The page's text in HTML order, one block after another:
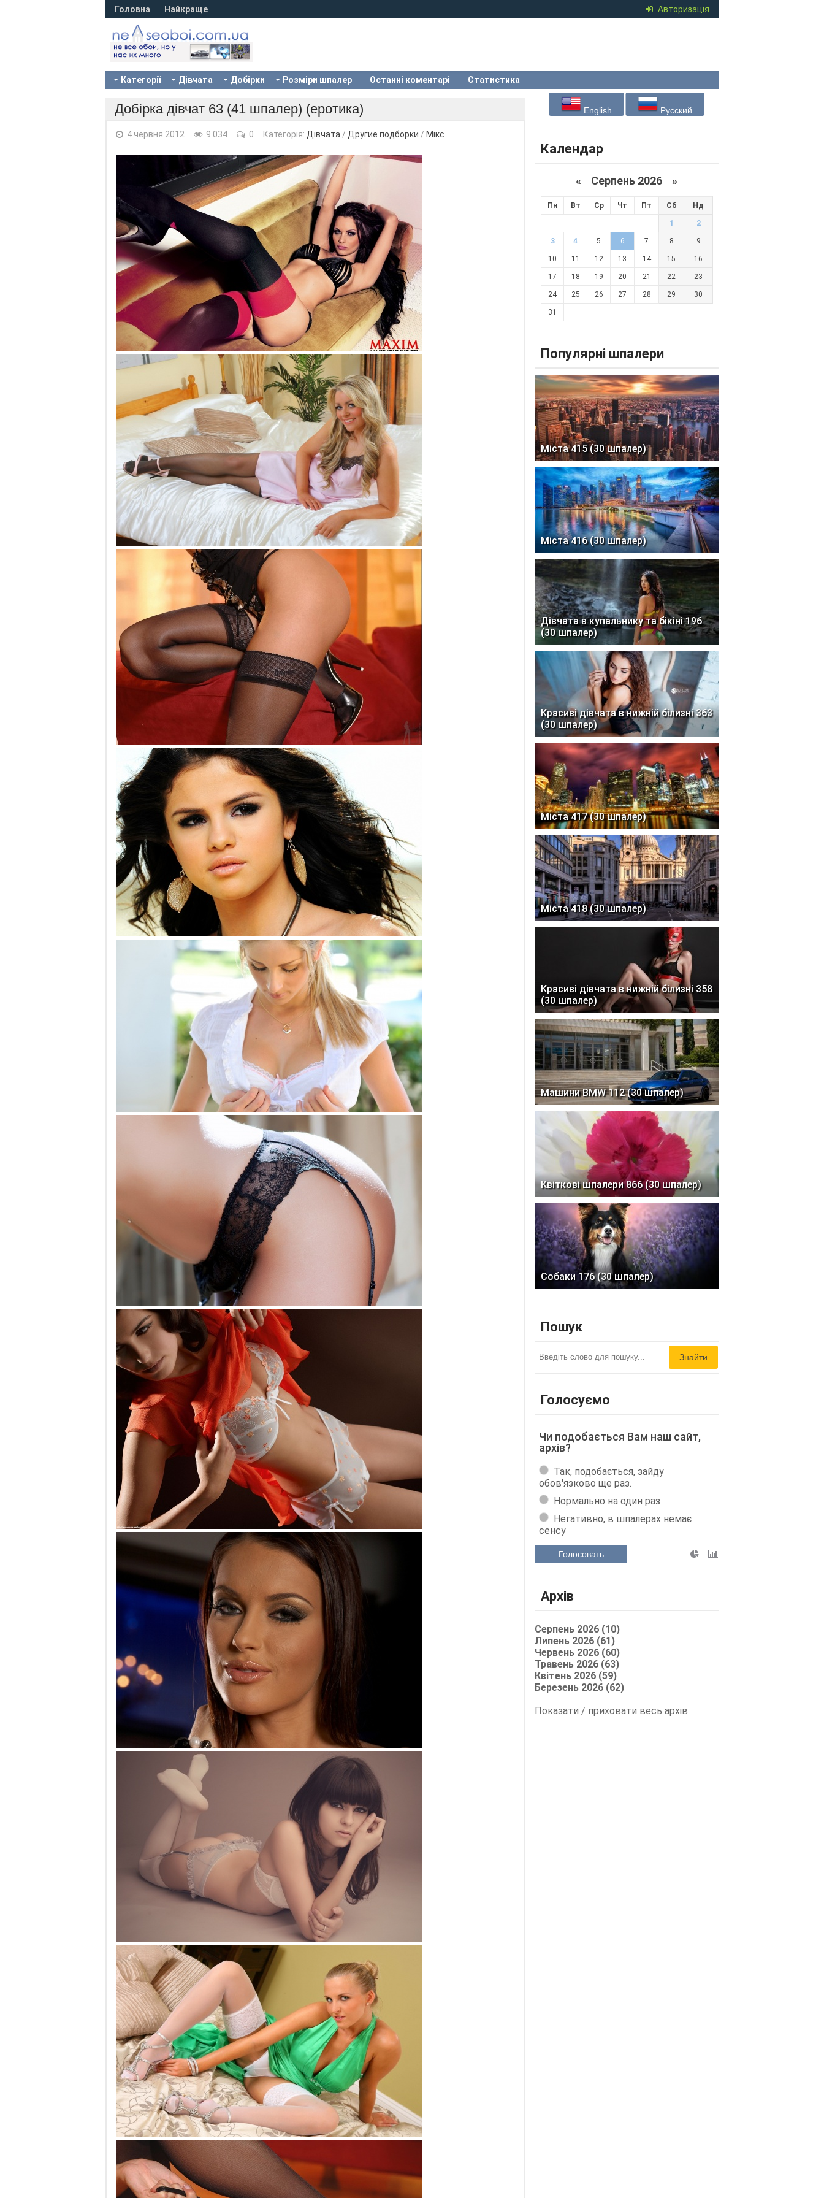
Авторизація
Головна Найкраще
Категорії Дівчата Добірки Розміри шпалер Останні коментарі Статистика
Добірка дівчат 63 (41 шпалер) (еротика)
4 червня 2012 9 034 0 Категорія: Дівчата / Другие подборки / Мікс
English Русский
Календар
« Серпень 2026 »
Пн Вт Ср Чт Пт Сб Нд
1 2
3 4 5 6 7 8 9
10 11 12 13 14 15 16
17 18 19 20 21 22 23
24 25 26 27 28 29 30
31
Популярні шпалери
Міста 415 (30 шпалер)
Міста 416 (30 шпалер)
Дівчата в купальнику та бікіні 196
(30 шпалер)
Красиві дівчата в нижній білизні 363
(30 шпалер)
Міста 417 (30 шпалер)
Міста 418 (30 шпалер)
Красиві дівчата в нижній білизні 358
(30 шпалер)
Машини BMW 112 (30 шпалер)
Квіткові шпалери 866 (30 шпалер)
Собаки 176 (30 шпалер)
Пошук
Знайти
Голосуємо
Чи подобається Вам наш сайт,
архів?
Так, подобається, зайду
обов'язково ще раз.
Нормально на один раз
Негативно, в шпалерах немає
сенсу
Голосовать
Архів
Серпень 2026 (10)
Липень 2026 (61)
Червень 2026 (60)
Травень 2026 (63)
Квітень 2026 (59)
Березень 2026 (62)
Показати / приховати весь архів